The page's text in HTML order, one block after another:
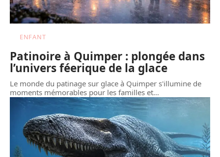
ENFANT
Patinoire à Quimper : plongée dans
l’univers féerique de la glace
Le monde du patinage sur glace à Quimper s'illumine de
moments mémorables pour les familles et…